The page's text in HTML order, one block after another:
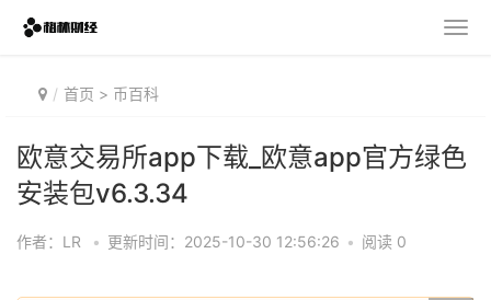
首页 > 币百科
欧意交易所app下载_欧意app官方绿色
安装包v6.3.34
作者：LR • 更新时间：2025-10-30 12:56:26 • 阅读 0